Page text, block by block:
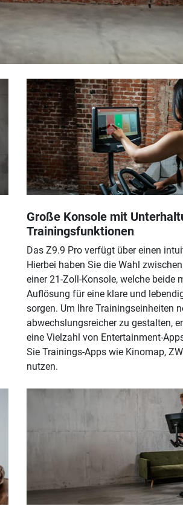
Große Konsole mit
Trainingsfunktionen
Das Z9.9 Pro verfügt über einen
Hierbei haben Sie die Wahl
einer 21-Zoll-Konsole, welche beide
Auflösung für eine klare und
sorgen. Um Ihre Trainingseinheiten
abwechslungsreicher zu gestalten,
eine Vielzahl von Entertainment-
Sie Trainings-Apps wie Kinomap,
nutzen.